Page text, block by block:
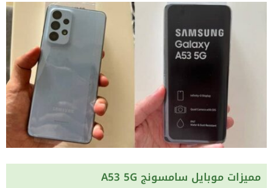
مميزات موبايل سامسونج A53 5G